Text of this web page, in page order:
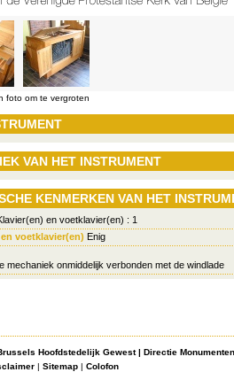
foto om te vergroten
VAN HET INSTRUMENT
KENMERKEN VAN HET
en voetklavier(en) : 1
voetklavier(en) Enig
mechaniek onmiddelijk verbonden met de windlade
Hoofdstedelijk Gewest| Directie
| Sitemap | Colofon